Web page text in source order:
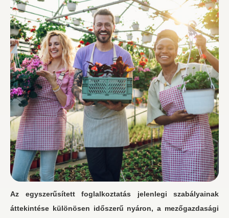
Az egyszerűsített foglalkoztatás jelenlegi szabályainak
áttekintése különösen időszerű nyáron, a mezőgazdasági